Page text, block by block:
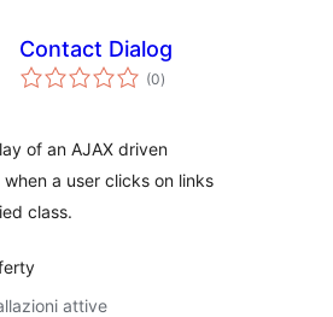
Contact Dialog
(0valutazioni
totali
)
of an AJAX driven
a user clicks on links
class.
attive